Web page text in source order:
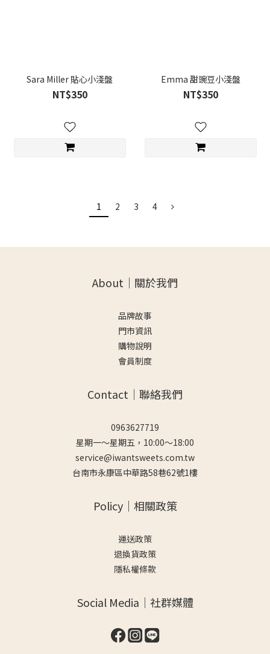
Sara Miller 貼心小淺盤
NT$350
Emma 甜豌豆小淺盤
NT$350
1 2 3 4
About｜關於我們
品牌故事
門市資訊
購物說明
會員制度
Contact｜聯絡我們
0963627719
星期一～星期五，10:00～18:00
service@iwantsweets.com.tw
台南市永康區中華路58巷62號1樓
Policy｜相關政策
運送政策
退換貨政策
隱私權條款
Social Media｜社群媒體